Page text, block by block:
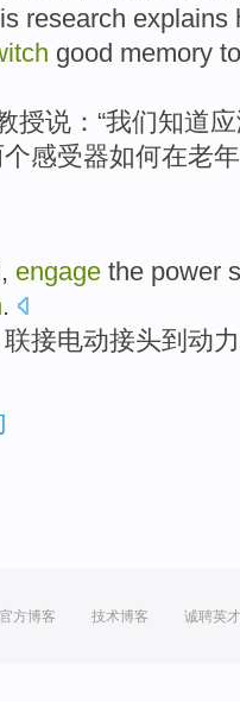
research explains
good memory
授说 ：“我们知道
个感受器如何在老年
, engage the power
.
联接电动接头到 动力
官方博客 技术博客 诚聘英才